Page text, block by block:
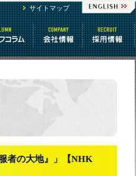
サイトマップ
ッフコラム 会社情報 番組制作 求人
者の大地』」【NHK